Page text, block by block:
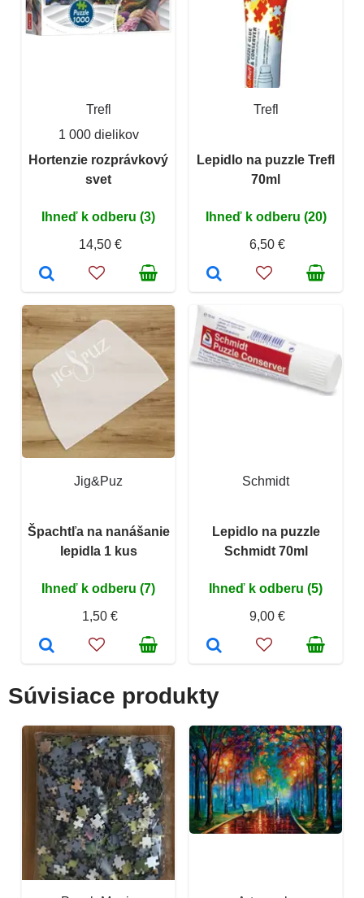
Trefl
1 000 dielikov
Hortenzie rozprávkový
svet
Ihneď k odberu (3)
14,50 €
Trefl
Lepidlo na puzzle Trefl
70ml
Ihneď k odberu (20)
6,50 €
Jig&Puz
Špachtľa na nanášanie
lepidla 1 kus
Ihneď k odberu (7)
1,50 €
Schmidt
Lepidlo na puzzle
Schmidt 70ml
Ihneď k odberu (5)
9,00 €
Súvisiace produkty